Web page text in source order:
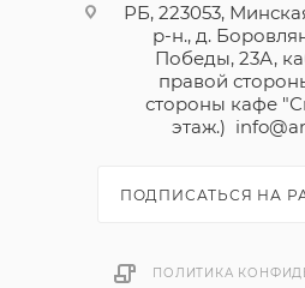
РБ, 223053,
р-н., д.
Победы, 23А,
правой
стороны кафе
этаж.)
ПОДПИСАТЬСЯ НА
ПОЛИТИКА